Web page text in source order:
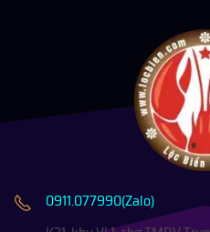
0911.077990(Zalo)